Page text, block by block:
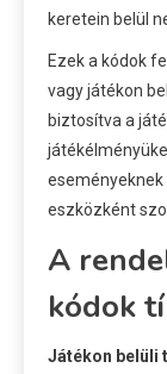
keretein belül
Ezek a kódok
vagy játékon
biztosítva a
eseményeknek
eszközként
A
kódok
Játékon belüli